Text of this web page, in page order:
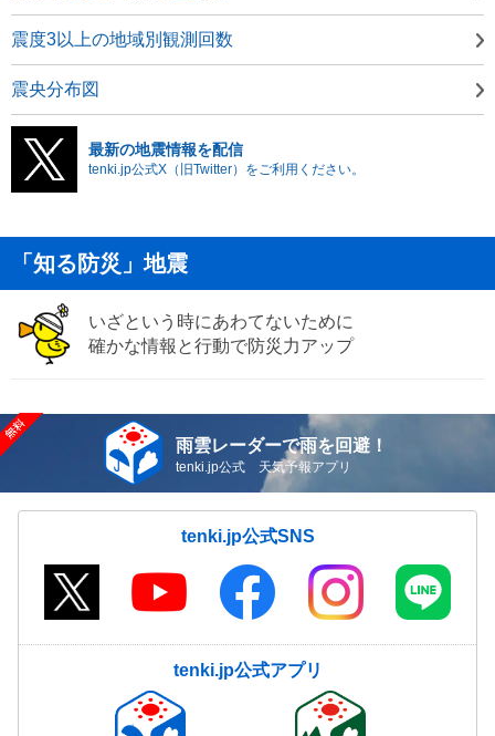
震度3以上の地域別観測回数
震央分布図
最新の地震情報を配信
tenki.jp公式X（旧Twitter）をご利用ください。
「知る防災」地震
いざという時にあわてないために
確かな情報と行動で防災力アップ
雨雲レーダーで雨を回避！
tenki.jp公式 天気予報アプリ
tenki.jp公式SNS
tenki.jp公式アプリ